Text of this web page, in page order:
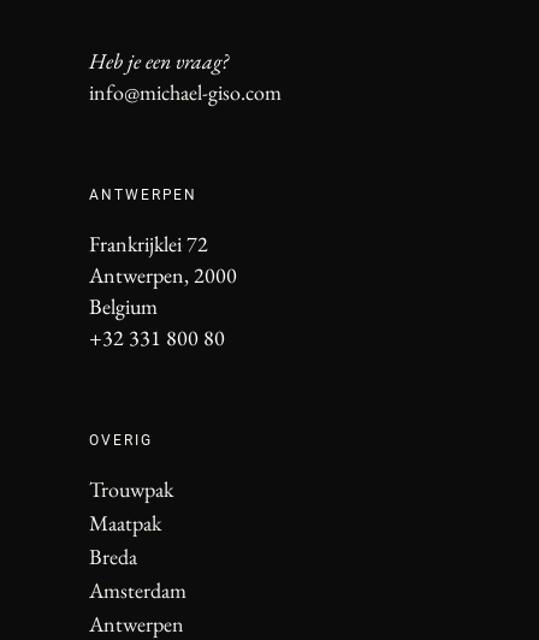
Heb je een vraag?
info@michael-giso.com
ANTWERPEN
Frankrijklei 72
Antwerpen, 2000
Belgium
+32 331 800 80
OVERIG
Trouwpak
Maatpak
Breda
Amsterdam
Antwerpen